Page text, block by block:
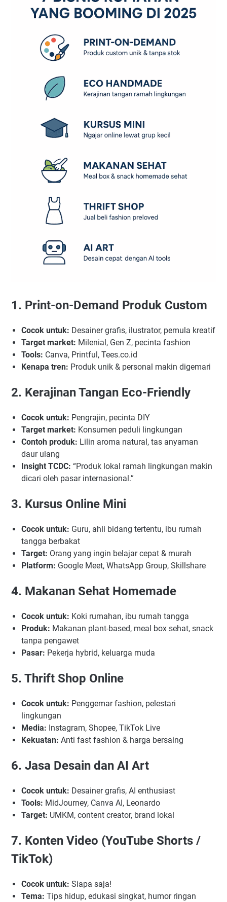
1. Print-on-Demand Produk Custom
Cocok untuk: Desainer grafis, ilustrator, pemula kreatif
Target market: Milenial, Gen Z, pecinta fashion
Tools: Canva, Printful, Tees.co.id
Kenapa tren: Produk unik & personal makin digemari
2. Kerajinan Tangan Eco-Friendly
Cocok untuk: Pengrajin, pecinta DIY
Target market: Konsumen peduli lingkungan
Contoh produk: Lilin aroma natural, tas anyaman
daur ulang
Insight TCDC: “Produk lokal ramah lingkungan makin
dicari oleh pasar internasional.”
3. Kursus Online Mini
Cocok untuk: Guru, ahli bidang tertentu, ibu rumah
tangga berbakat
Target: Orang yang ingin belajar cepat & murah
Platform: Google Meet, WhatsApp Group, Skillshare
4. Makanan Sehat Homemade
Cocok untuk: Koki rumahan, ibu rumah tangga
Produk: Makanan plant-based, meal box sehat, snack
tanpa pengawet
Pasar: Pekerja hybrid, keluarga muda
5. Thrift Shop Online
Cocok untuk: Penggemar fashion, pelestari
lingkungan
Media: Instagram, Shopee, TikTok Live
Kekuatan: Anti fast fashion & harga bersaing
6. Jasa Desain dan AI Art
Cocok untuk: Desainer grafis, AI enthusiast
Tools: MidJourney, Canva AI, Leonardo
Target: UMKM, content creator, brand lokal
7. Konten Video (YouTube Shorts /
TikTok)
Cocok untuk: Siapa saja!
Tema: Tips hidup, edukasi singkat, humor ringan